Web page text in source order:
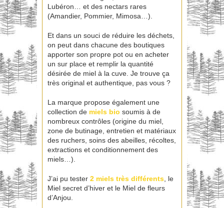
Lubéron… et des nectars rares
(Amandier, Pommier, Mimosa…).
Et dans un souci de réduire les déchets,
on peut dans chacune des boutiques
apporter son propre pot ou en acheter
un sur place et remplir la quantité
désirée de miel à la cuve. Je trouve ça
très original et authentique, pas vous ?
La marque propose également une
collection de miels bio soumis à de
nombreux contrôles (origine du miel,
zone de butinage, entretien et matériaux
des ruchers, soins des abeilles, récoltes,
extractions et conditionnement des
miels…).
J’ai pu tester 2 miels très différents, le
Miel secret d’hiver et le Miel de fleurs
d’Anjou.